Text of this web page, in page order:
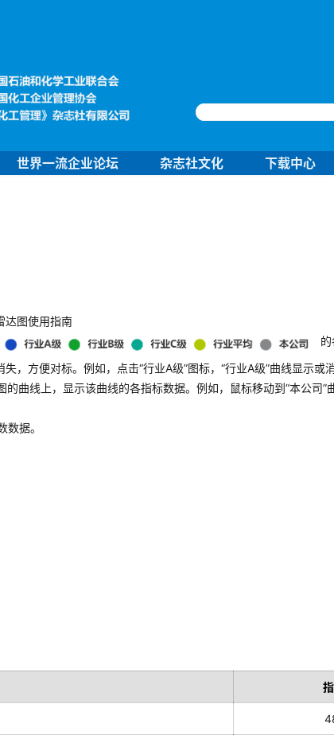
世界一流企业论坛 杂志社文化 下载中心
达图使用指南
，方便对标。例如，点击“行业A级”图标，“行业A级”曲线显示或消
的曲线上，显示该曲线的各指标数据。例如，鼠标移动到“本公司”
数据。